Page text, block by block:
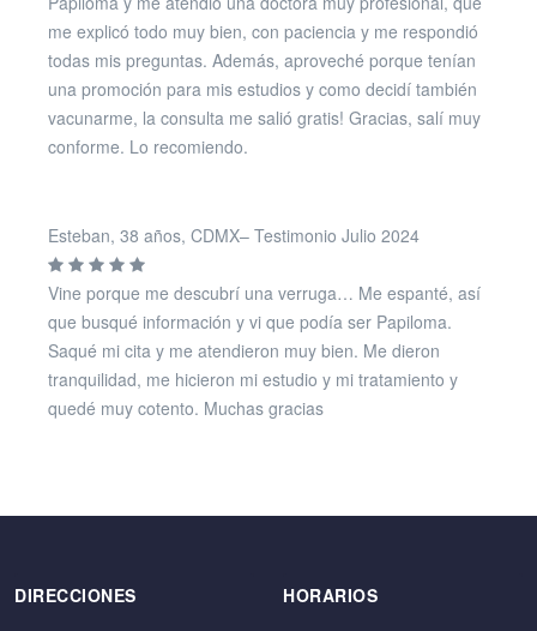
me explicó todo muy bien, con paciencia y me respondió
todas mis preguntas. Además, aproveché porque tenían
una promoción para mis estudios y como decidí también
vacunarme, la consulta me salió gratis! Gracias, salí muy
conforme. Lo recomiendo.
Esteban, 38 años, CDMX– Testimonio Julio 2024
Vine porque me descubrí una verruga… Me espanté, así
que busqué información y vi que podía ser Papiloma.
Saqué mi cita y me atendieron muy bien. Me dieron
tranquilidad, me hicieron mi estudio y mi tratamiento y
quedé muy cotento. Muchas gracias
DIRECCIONES HORARIOS